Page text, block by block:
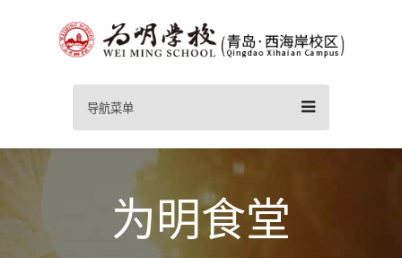
导航菜单
为明食堂